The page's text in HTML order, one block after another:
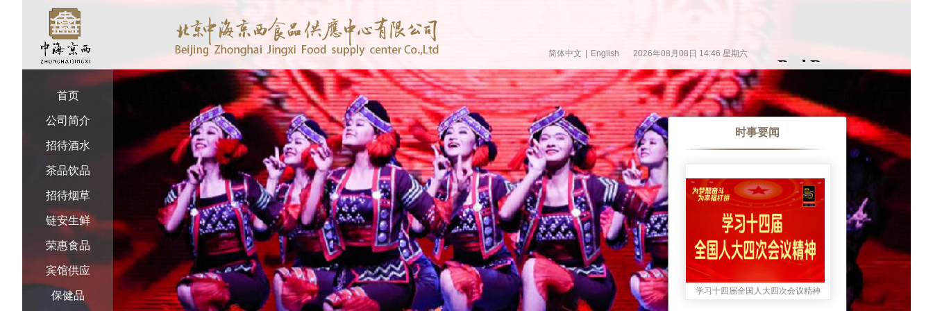
简体中文 English
首页
公司简介
招待酒水
茶品饮品
招待烟草
链安生鲜
荣惠食品
宾馆供应
保健品
时事要闻
学习十四届全国人大四次会议精神